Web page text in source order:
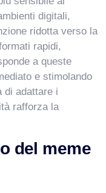
digitali,
ridotta verso la
rapidi,
a queste
e stimolando
di adattare i
rafforza la
del meme